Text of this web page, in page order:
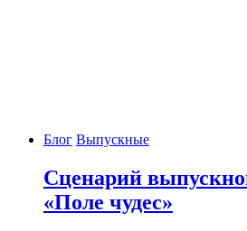
Блог Выпускные
Сценарий
«Поле чудес»